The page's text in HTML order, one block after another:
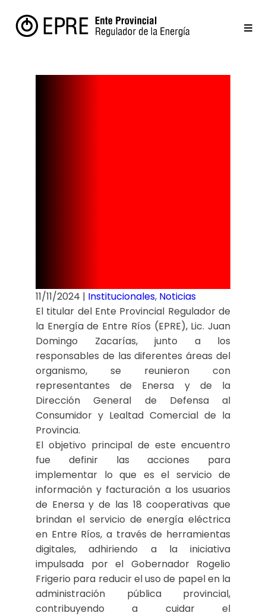
11/11/2024 | Institucionales, Noticias
El titular del Ente Provincial Regulador de
la Energía de Entre Ríos (EPRE), Lic. Juan
Domingo Zacarías, junto a los
responsables de las diferentes áreas del
organismo, se reunieron con
representantes de Enersa y de la
Dirección General de Defensa al
Consumidor y Lealtad Comercial de la
Provincia.
El objetivo principal de este encuentro
fue definir las acciones para
implementar lo que es el servicio de
información y facturación a los usuarios
de Enersa y de las 18 cooperativas que
brindan el servicio de energía eléctrica
en Entre Ríos, a través de herramientas
digitales, adhiriendo a la iniciativa
impulsada por el Gobernador Rogelio
Frigerio para reducir el uso de papel en la
administración pública provincial,
contribuyendo a cuidar el